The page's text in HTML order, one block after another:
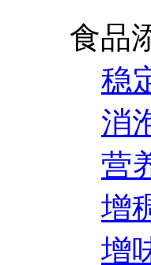
食品
稳
消
营
增
增